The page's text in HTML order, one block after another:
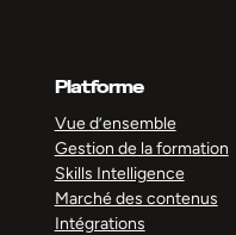
Platforme
Vue d’ensemble
Gestion de la formation
Skills Intelligence
Marché des contenus
Intégrations